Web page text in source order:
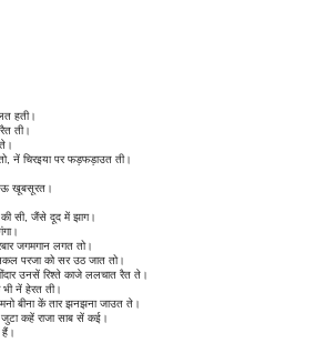
हती।
ती।
नें चिरइया पर फड़फड़ाउत ती।
खूबसूरत।
की सी, जैंसे दूद में झाग।
जगमगान लगत तो।
परजा को सर उठ जात तो।
उनसें रिश्ते काजे ललचात रैत ते।
नें हेरत ती।
बीना कें तार झनझना जाउत ते।
जुटा कहें राजा साब सें कई।
हैं।